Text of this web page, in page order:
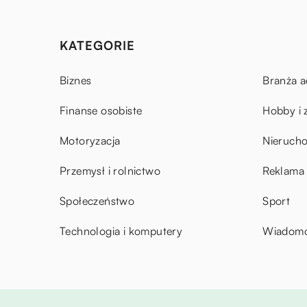
KATEGORIE
Biznes Branża
Finanse osobiste Hobby i
Motoryzacja
Przemysł i rolnictwo
Społeczeństwo Sport
Technologia i komputery